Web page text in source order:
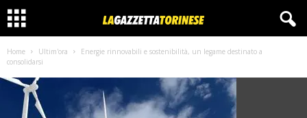
Home Ultim'ora
Energie rinnovabili e sostenibilità, un legame destinato a
consolidarsi